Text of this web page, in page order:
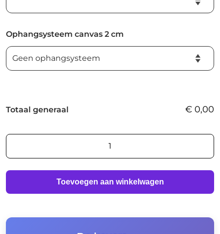
Ophangsysteem canvas 2 cm
Totaal generaal € 0,00
De
kevers
Toevoegen aan winkelwagen